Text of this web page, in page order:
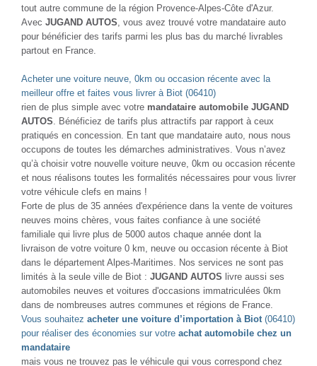
tout autre commune de la région Provence-Alpes-Côte d'Azur.
Avec JUGAND AUTOS , vous avez trouvé votre mandataire auto
pour bénéficier des tarifs parmi les plus bas du marché livrables
partout en France.
Acheter une voiture neuve, 0km ou occasion récente avec la
meilleur offre et faites vous livrer à Biot (06410)
rien de plus simple avec votre mandataire automobile JUGAND
AUTOS . Bénéficiez de tarifs plus attractifs par rapport à ceux
pratiqués en concession. En tant que mandataire auto, nous nous
occupons de toutes les démarches administratives. Vous n’avez
qu’à choisir votre nouvelle voiture neuve, 0km ou occasion récente
et nous réalisons toutes les formalités nécessaires pour vous livrer
votre véhicule clefs en mains !
Forte de plus de 35 années d'expérience dans la vente de voitures
neuves moins chères, vous faites confiance à une société
familiale qui livre plus de 5000 autos chaque année dont la
livraison de votre voiture 0 km, neuve ou occasion récente à Biot
dans le département Alpes-Maritimes. Nos services ne sont pas
limités à la seule ville de Biot : JUGAND AUTOS livre aussi ses
automobiles neuves et voitures d'occasions immatriculées 0km
dans de nombreuses autres communes et régions de France.
Vous souhaitez acheter une voiture d’importation à Biot (06410)
pour réaliser des économies sur votre achat automobile chez un
mandataire
mais vous ne trouvez pas le véhicule qui vous correspond chez